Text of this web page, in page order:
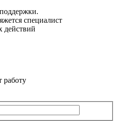
специалист
действий
работу